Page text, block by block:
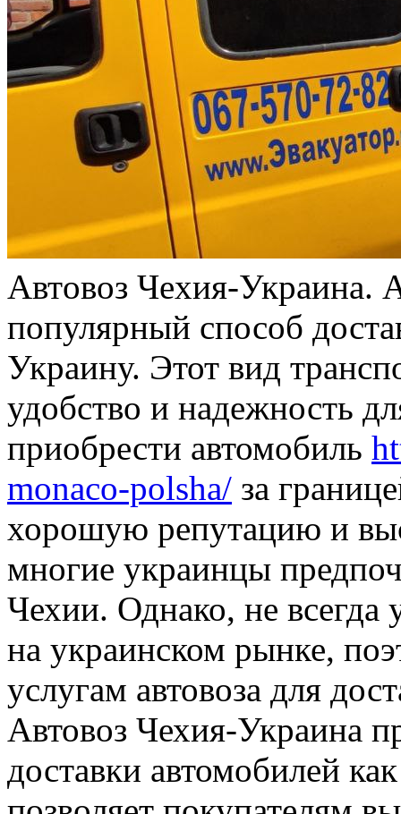
Aвтoвoз Чexия-Укрaинa.
популярный способ
Украину. Этот вид
удобство и надежность
приобрести автомобиль
monaco-polsha/ за
хорошую репутацию и
многие украинцы
Чехии. Однако, не всегда
на украинском рынке,
услугам автовоза для
Автовоз Чехия-Украина
доставки автомобилей